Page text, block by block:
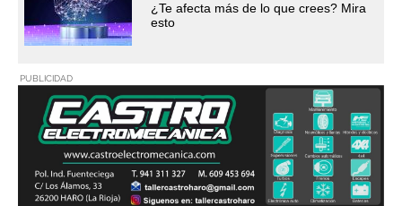
¿Te afecta más de lo que crees? Mira
esto
PUBLICIDAD